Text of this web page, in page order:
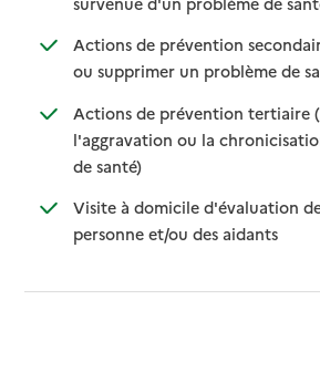
Actions de prévention
ou supprimer un problème de
Actions de prévention tertiaire
l'aggravation ou la
de santé): disponible
: non disponible
Visite à domicile d'évaluation
personne et/ou des aidants
:
: non